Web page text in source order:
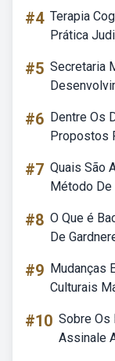
#4 Terapia
Prática
#5 Secretaria
#6 Dentre Os
Propostos
#7 Quais São
Método
#8 O Que é
De
#9 Mudanças
Culturais
#10 Sobre Os
Assinale